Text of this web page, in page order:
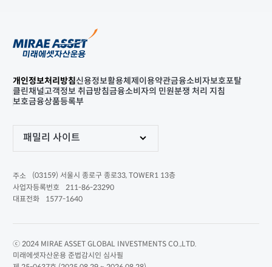
개인정보처리방침신용정보활용체제 이용약관금융소비자보호포탈
클린채널고객정보 취급방침금융소비자의 민원분쟁 처리 지침
보호금융상품등록부
패밀리 사이트
주소
(03159) 서울시 종로구 종로33, TOWER1 13층
사업자등록번호
211-86-23290
대표전화
1577-1640
ⓒ 2024 MIRAE ASSET GLOBAL INVESTMENTS CO.,LTD.
미래에셋자산운용 준법감시인 심사필